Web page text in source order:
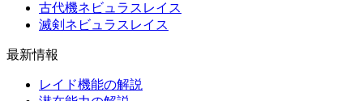
古代機ネビュラスレイス
滅剣ネビュラスレイス
最新情報
レイド機能の解説